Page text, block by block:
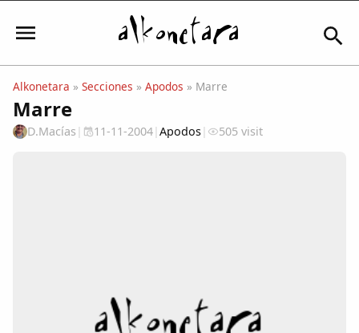
Iniciar sesión
Comunidad
Alkonetara » Secciones » Apodos » Marre
Marre
D.Macías | 11-11-2004| Apodos| 505 visit